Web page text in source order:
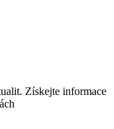
Získejte informace